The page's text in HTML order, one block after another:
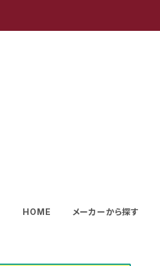
HOME メーカーから探す